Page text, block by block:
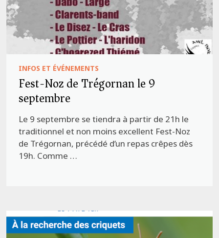
INFOS ET ÉVÉNEMENTS
Fest-Noz de Trégornan le 9
septembre
Le 9 septembre se tiendra à partir de 21h le
traditionnel et non moins excellent Fest-Noz
de Trégornan, précédé d’un repas crêpes dès
19h. Comme …